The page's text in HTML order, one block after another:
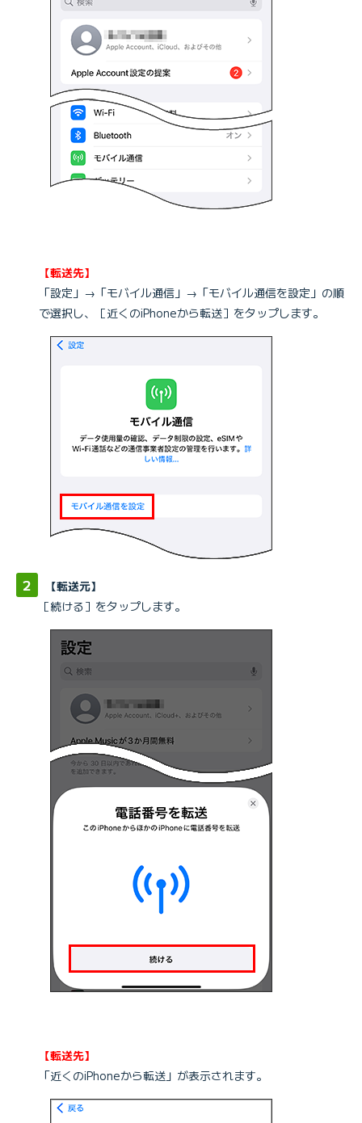
【転送先】
「設定」→「モバイル通信」→「モバイル通信を設定」の順
で選択し、［近くのiPhoneから転送］をタップします。
【転送元】
［続ける］をタップします。
【転送先】
「近くのiPhoneから転送」が表示されます。